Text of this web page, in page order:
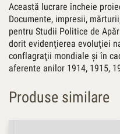
Această lucrare încheie
Documente, impresii,
pentru Studii Politice de
dorit evidenţierea evoluţiei
conflagraţii mondiale şi în
aferente anilor 1914, 1915,
Produse similare